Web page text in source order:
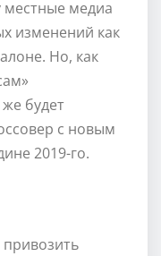
местные медиа
изменений как
Но, как
же будет
с новым
2019-го.